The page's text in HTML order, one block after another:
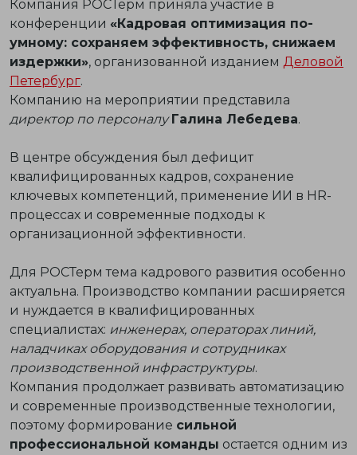
Компания РОСТерм приняла участие в
конференции «Кадровая оптимизация по-
умному: сохраняем эффективность, снижаем
издержки», организованной изданием Деловой
Петербург.
Компанию на мероприятии представила
директор по персоналу Галина Лебедева.
В центре обсуждения был дефицит
квалифицированных кадров, сохранение
ключевых компетенций, применение ИИ в HR-
процессах и современные подходы к
организационной эффективности.
Для РОСТерм тема кадрового развития особенно
актуальна. Производство компании расширяется
и нуждается в квалифицированных
специалистах: инженерах, операторах линий,
наладчиках оборудования и сотрудниках
производственной инфраструктуры.
Компания продолжает развивать автоматизацию
и современные производственные технологии,
поэтому формирование сильной
профессиональной команды остается одним из